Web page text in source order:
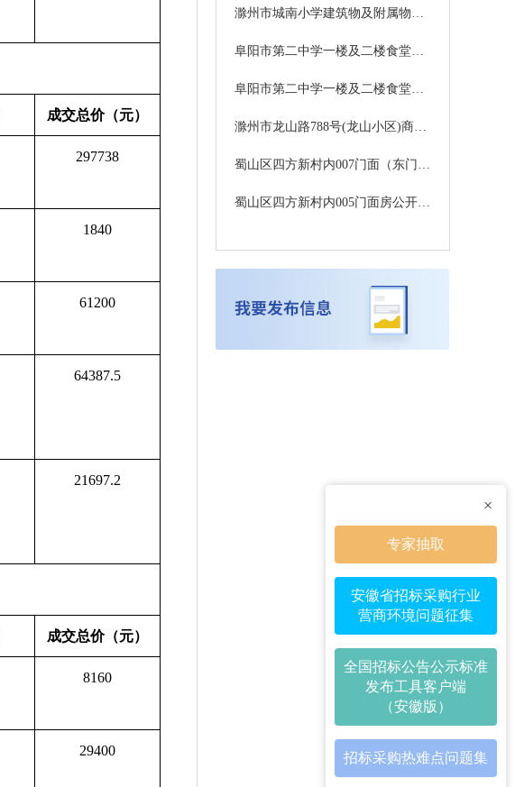
×
专家抽取
安徽省招标采购行业
营商环境问题征集
全国招标公告公示标准
发布工具客户端
（安徽版）
招标采购热难点问题集
成交总价（元）
297738
1840
61200
64387.5
21697.2
成交总价（元）
8160
29400
滁州市城南小学建筑物及附属物等拆除项目竞价公告
阜阳市第二中学一楼及二楼食堂经营服务项目中标结果公告
阜阳市第二中学一楼及二楼食堂经营服务项目中标结果公告
滁州市龙山路788号(龙山小区)商业一招租项目竞价公告
蜀山区四方新村内007门面（东门）房公开租赁中标公告
蜀山区四方新村内005门面房公开租赁中标公告